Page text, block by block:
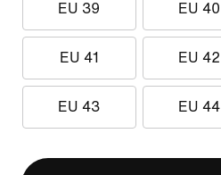
EU 39 EU 40
EU 41 EU 42
EU 43 EU 44